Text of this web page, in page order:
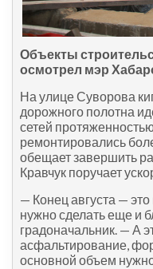
Объекты
осмотрел мэр
На улице Суворова
дорожного полотна
сетей
ремонтировались
обещает завершить
Кравчук поручает
— Конец августа —
нужно сделать еще и
градоначальник. — А
асфальтирование,
основной объем